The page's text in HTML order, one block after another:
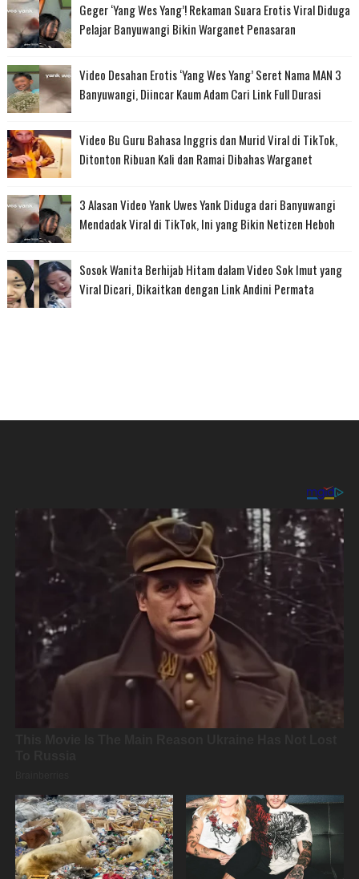
Geger ‘Yang Wes Yang’! Rekaman Suara Erotis Viral Diduga
Pelajar Banyuwangi Bikin Warganet Penasaran
Video Desahan Erotis ‘Yang Wes Yang’ Seret Nama MAN 3
Banyuwangi, Diincar Kaum Adam Cari Link Full Durasi
Video Bu Guru Bahasa Inggris dan Murid Viral di TikTok,
Ditonton Ribuan Kali dan Ramai Dibahas Warganet
3 Alasan Video Yank Uwes Yank Diduga dari Banyuwangi
Mendadak Viral di TikTok, Ini yang Bikin Netizen Heboh
Sosok Wanita Berhijab Hitam dalam Video Sok Imut yang
Viral Dicari, Dikaitkan dengan Link Andini Permata